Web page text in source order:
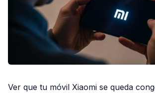
Ver que tu móvil Xiaomi se queda